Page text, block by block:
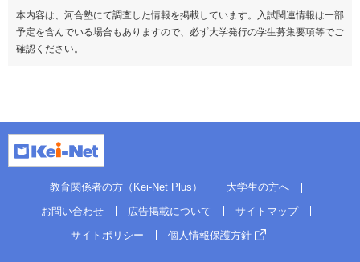
本内容は、河合塾にて調査した情報を掲載しています。入試関連情報は一部
予定を含んでいる場合もありますので、必ず大学発行の学生募集要項等でご
確認ください。
教育関係者の方（Kei-Net Plus）
大学生の方へ
お問い合わせ
広告掲載について
サイトマップ
サイトポリシー
個人情報保護方針